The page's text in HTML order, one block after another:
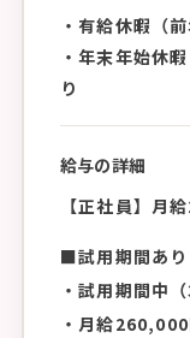
・有給休暇（
・年末年始休
り
給与の詳細
【正社員】月
■試用期間あり
・試用期間中
・月給